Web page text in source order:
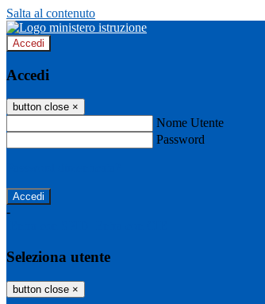
Salta al contenuto
Accedi
Accedi
button close ×
Nome Utente
Password
-
Seleziona utente
button close ×